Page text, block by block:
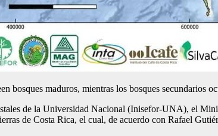
bosques maduros, mientras los bosques secundarios
de la Universidad Nacional (Inisefor-UNA), el
de Costa Rica, el cual, de acuerdo con Rafael